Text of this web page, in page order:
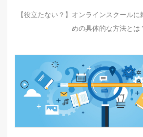
【役立たない？】オンラインスクール
めの具体的な方法とは